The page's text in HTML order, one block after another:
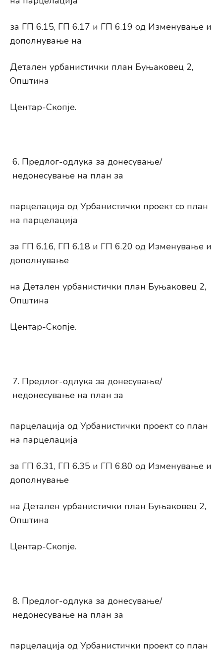
за ГП 6.15, ГП 6.17 и ГП 6.19 од Изменување и
дополнување на
Детален урбанистички план Буњаковец 2,
Општина
Центар-Скопје.
Предлог-одлука за донесување/
недонесување на план за
парцелација од Урбанистички проект со план
на парцелација
за ГП 6.16, ГП 6.18 и ГП 6.20 од Изменување и
дополнување
на Детален урбанистички план Буњаковец 2,
Општина
Центар-Скопје.
Предлог-одлука за донесување/
недонесување на план за
парцелација од Урбанистички проект со план
на парцелација
за ГП 6.31, ГП 6.35 и ГП 6.80 од Изменување и
дополнување
на Детален урбанистички план Буњаковец 2,
Општина
Центар-Скопје.
Предлог-одлука за донесување/
недонесување на план за
парцелација од Урбанистички проект со план